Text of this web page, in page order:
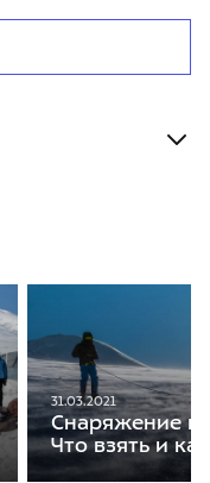
31.03.2021
Снаряжение
Что взять и